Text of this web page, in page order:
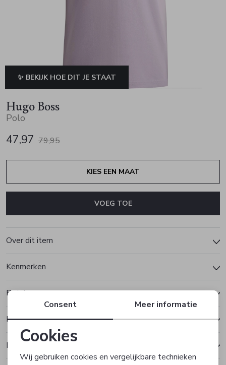
Truien en vesten
T-shirts en polos
Truien en vesten
✨ BEKIJK HOE DIT JE STAAT
Hugo Boss
Polo
47,97 79,95
KIES EEN MAAT
VOEG TOE
Over dit item
Kenmerken
Betalen
Bezorgen of ophalen
Ruilen en retourneren
Consent Meer informatie
Cookies
Wij gebruiken cookies en vergelijkbare technieken